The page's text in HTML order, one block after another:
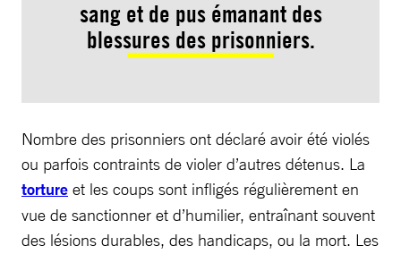
sang et de pus émanant des
blessures des prisonniers.
Nombre des prisonniers ont déclaré avoir été violés
ou parfois contraints de violer d’autres détenus. La
torture et les coups sont infligés régulièrement en
vue de sanctionner et d’humilier, entraînant souvent
des lésions durables, des handicaps, ou la mort. Les